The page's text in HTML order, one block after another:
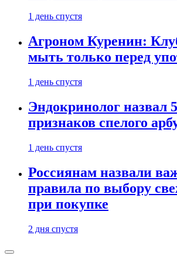
1 день спустя
Агроном Куренин:
мыть только перед
1 день спустя
Эндокринолог назвал
признаков спелого
1 день спустя
Россиянам назвали
правила по выбору
при покупке
2 дня спустя